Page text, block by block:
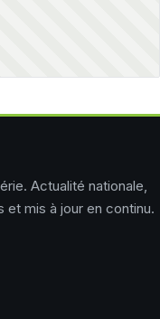
Actualité nationale,
mis à jour en continu.